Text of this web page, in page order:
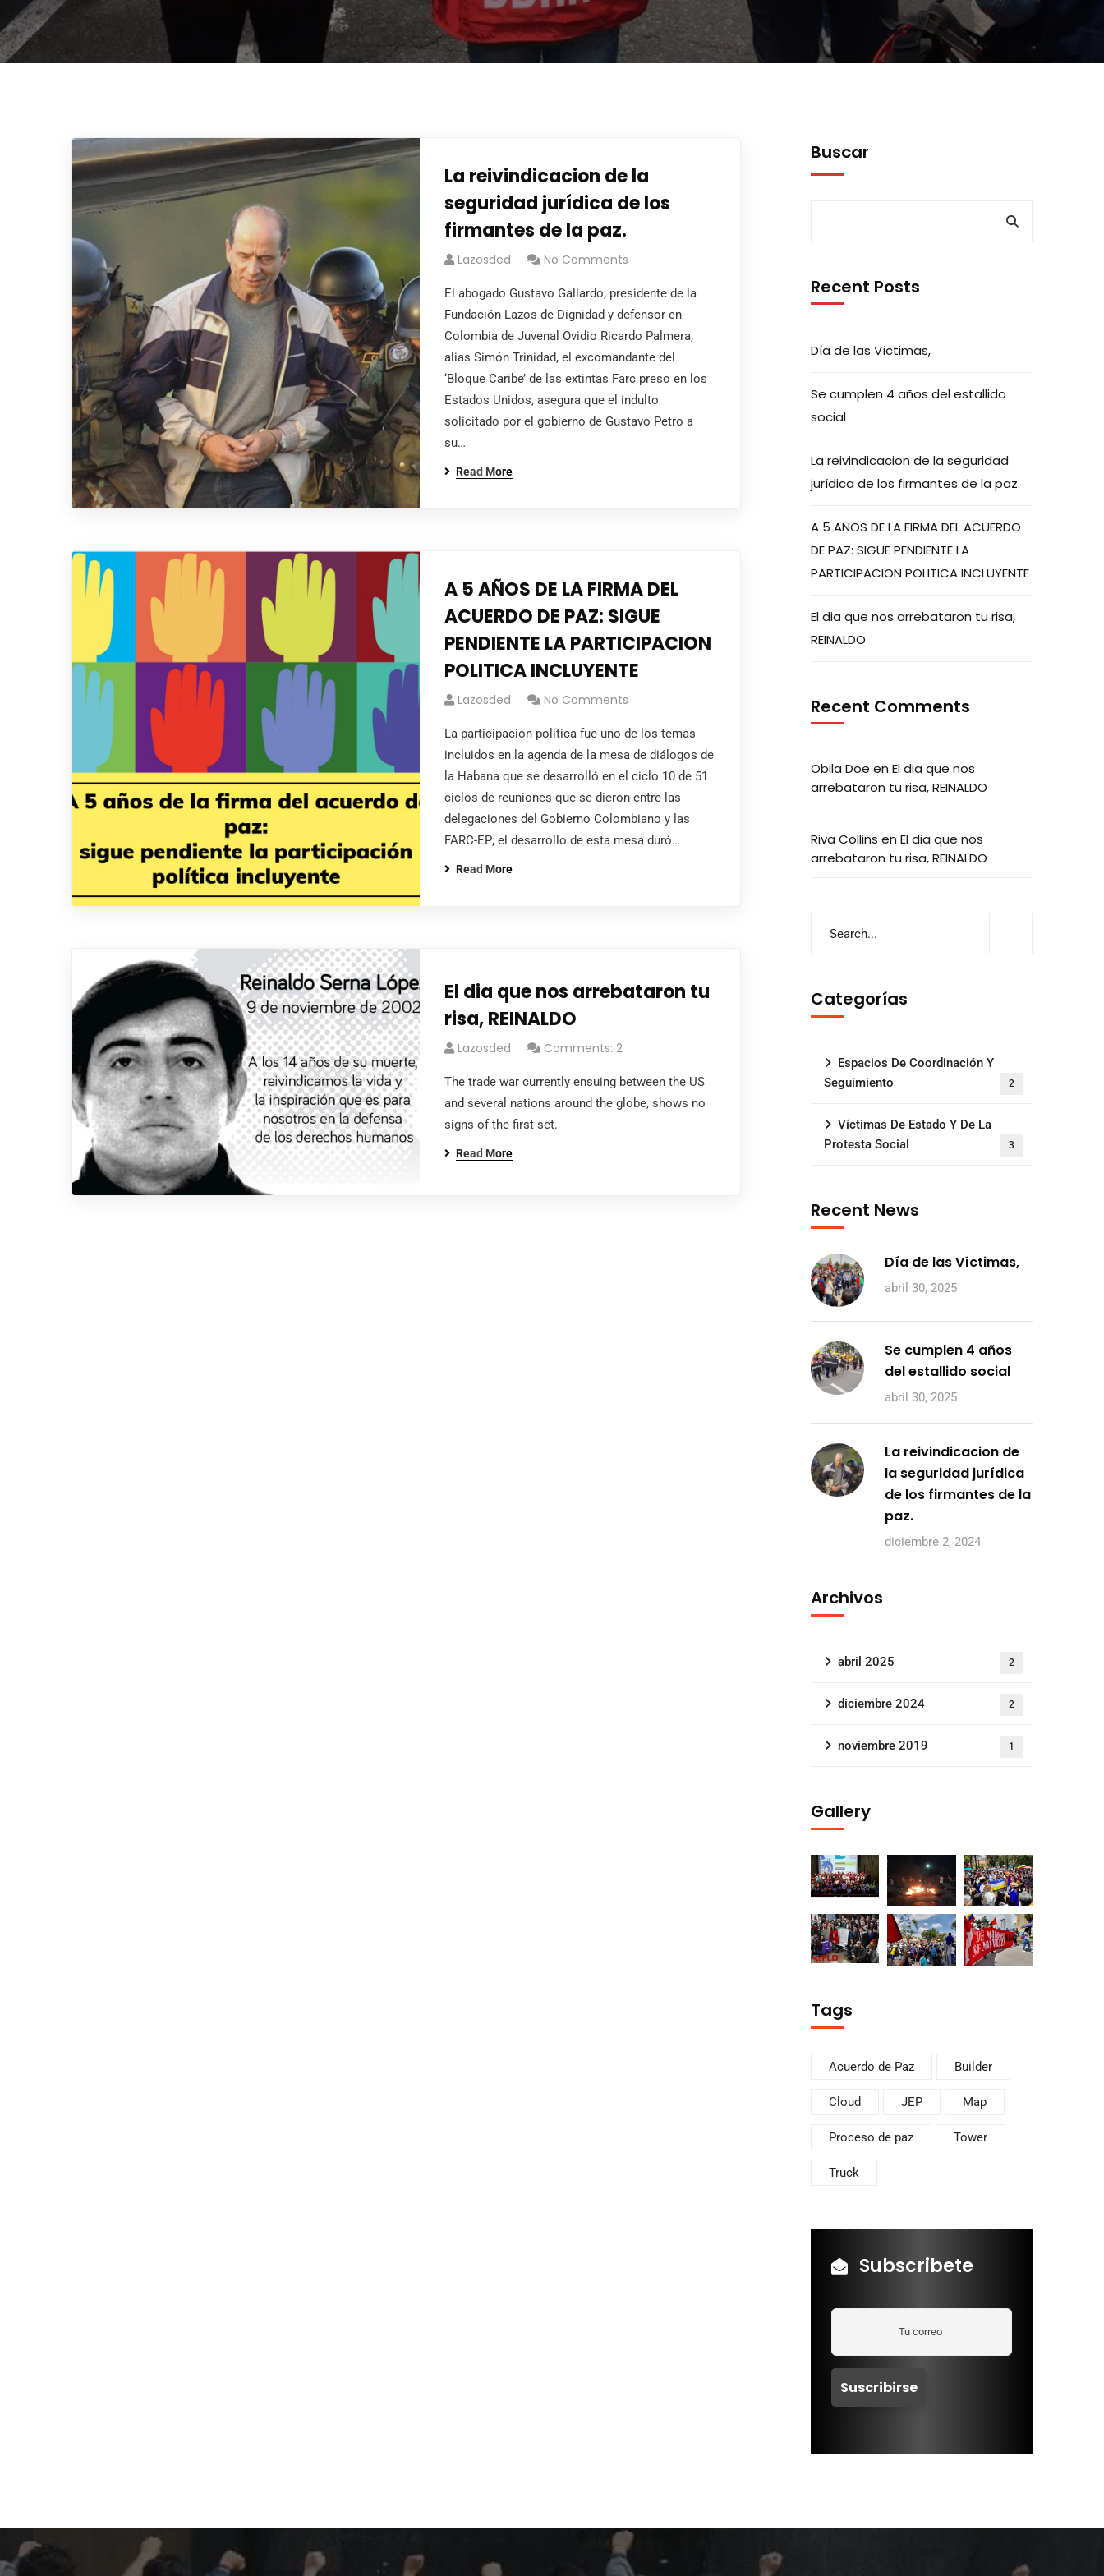
La reivindicacion de la
seguridad jurídica de los
firmantes de la paz.
Lazosded No Comments
El abogado Gustavo Gallardo, presidente de la
Fundación Lazos de Dignidad y defensor en
Colombia de Juvenal Ovidio Ricardo Palmera,
alias Simón Trinidad, el excomandante del
‘Bloque Caribe’ de las extintas Farc preso en los
Estados Unidos, asegura que el indulto
solicitado por el gobierno de Gustavo Petro a
su…
Read More
A 5 AÑOS DE LA FIRMA DEL
ACUERDO DE PAZ: SIGUE
PENDIENTE LA PARTICIPACION
POLITICA INCLUYENTE
Lazosded No Comments
La participación política fue uno de los temas
incluidos en la agenda de la mesa de diálogos de
la Habana que se desarrolló en el ciclo 10 de 51
ciclos de reuniones que se dieron entre las
delegaciones del Gobierno Colombiano y las
FARC-EP; el desarrollo de esta mesa duró…
Read More
El dia que nos arrebataron tu
risa, REINALDO
Lazosded Comments: 2
The trade war currently ensuing between the US
and several nations around the globe, shows no
signs of the first set.
Read More
Buscar
Recent Posts
Día de las Víctimas,
Se cumplen 4 años del estallido
social
La reivindicacion de la seguridad
jurídica de los firmantes de la paz.
A 5 AÑOS DE LA FIRMA DEL ACUERDO
DE PAZ: SIGUE PENDIENTE LA
PARTICIPACION POLITICA INCLUYENTE
El dia que nos arrebataron tu risa,
REINALDO
Recent Comments
Obila Doe en El dia que nos
arrebataron tu risa, REINALDO
Riva Collins en El dia que nos
arrebataron tu risa, REINALDO
Categorías
Espacios De Coordinación Y
Seguimiento
2
Víctimas De Estado Y De La
Protesta Social
3
Recent News
Día de las Víctimas,
abril 30, 2025
Se cumplen 4 años
del estallido social
abril 30, 2025
La reivindicacion de
la seguridad jurídica
de los firmantes de la
paz.
diciembre 2, 2024
Archivos
abril 2025 2
diciembre 2024 2
noviembre 2019 1
Gallery
Tags
Acuerdo de Paz Builder
Cloud JEP Map
Proceso de paz Tower
Truck
Subscribete